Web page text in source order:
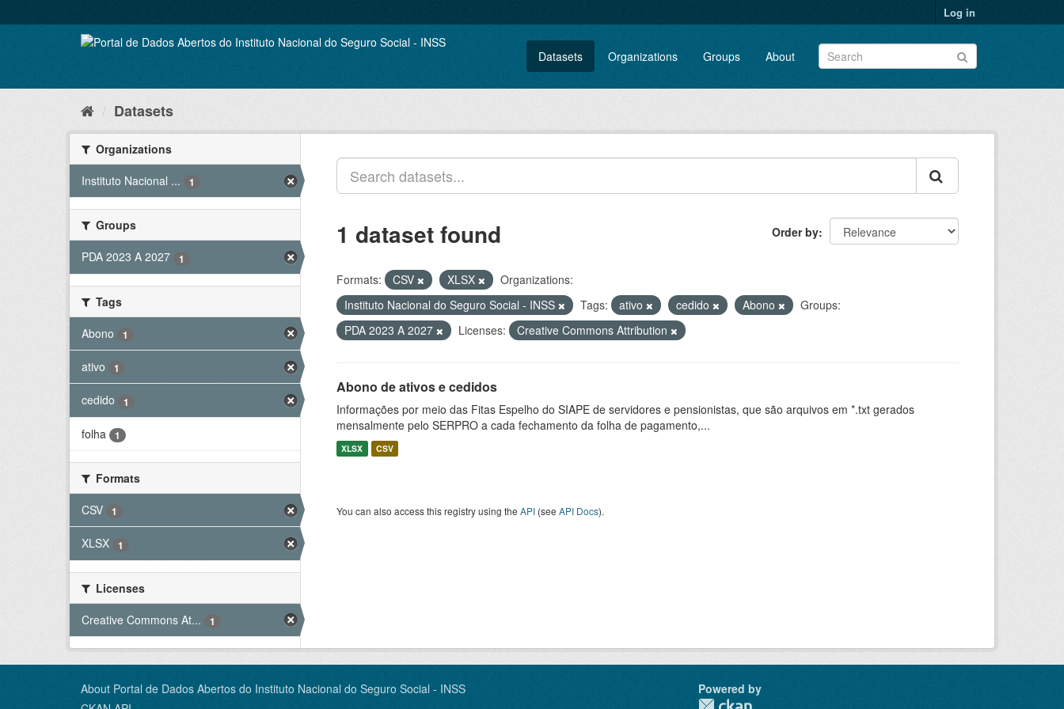
to
Log in
Datasets Organizations Groups About
Datasets
Organizations
Instituto Nacional ...
1
Groups
PDA 2023 A 2027
1
Tags
Abono
1
ativo 1
cedido 1
folha 1
Formats
CSV
1
XLSX 1
Licenses
Creative Commons At...
1
Order by
1 dataset found
Formats: CSV XLSX
Organizations:
Instituto Nacional do Seguro Social - INSS
Tags: ativo cedido Abono
Groups:
PDA 2023 A 2027
Licenses: Creative Commons Attribution
Abono de ativos e cedidos
Informações por meio das Fitas Espelho do SIAPE de servidores e pensionistas, que são arquivos em *.txt gerados
mensalmente pelo SERPRO a cada fechamento da folha de pagamento,...
XLSX CSV
You can also access this registry using the API (see API Docs).
About Portal de Dados Abertos do Instituto Nacional do Seguro Social - INSS
Powered by